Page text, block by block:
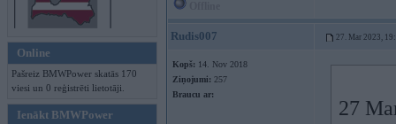
Online
Pašreiz BMWPower skatās 170
viesi un 0 reģistrēti lietotāji.
Ienākt BMWPower
Rudis007 27. Mar 2023,
Kopš: 14. Nov 2018
Ziņojumi: 257
Braucu ar:
27